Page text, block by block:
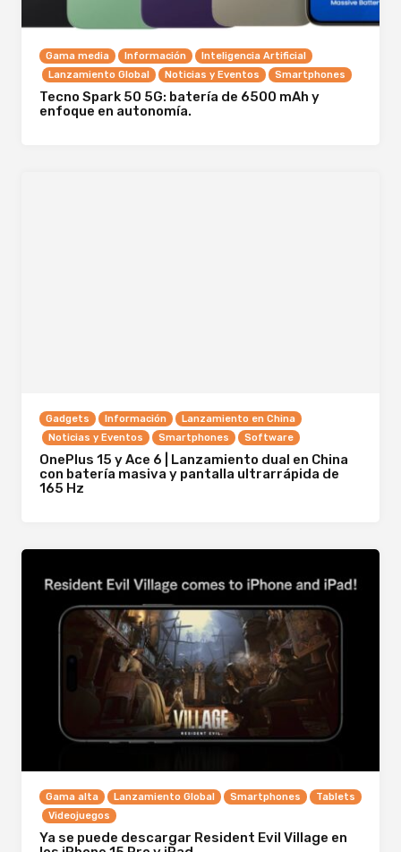
Gama media Información
Inteligencia Artificial
Lanzamiento Global
Noticias y Eventos Smartphones
Tecno Spark 50 5G: batería de 6500 mAh y
enfoque en autonomía.
Gadgets Información
Lanzamiento en China
Noticias y Eventos
Smartphones Software
OnePlus 15 y Ace 6 | Lanzamiento dual en China
con batería masiva y pantalla ultrarrápida de
165 Hz
Gama alta Lanzamiento Global Smartphones
Tablets
Videojuegos
Ya se puede descargar Resident Evil Village en